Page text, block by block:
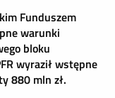
Funduszem
warunki
bloku
wyraził wstępne
880 mln zł.